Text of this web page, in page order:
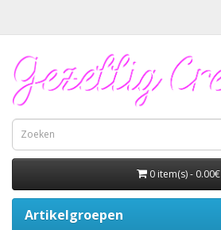
0 item(s) - 0.00€
Artikelgroepen